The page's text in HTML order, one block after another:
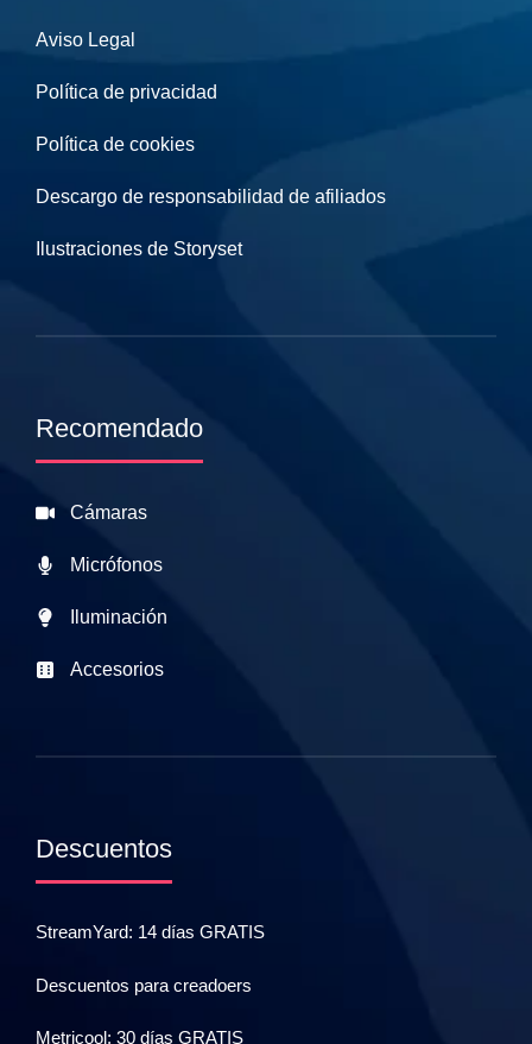
Aviso Legal
Política de privacidad
Política de cookies
Descargo de responsabilidad de afiliados
Ilustraciones de Storyset
Recomendado
Cámaras
Micrófonos
Iluminación
Accesorios
Descuentos
StreamYard: 14 días GRATIS
Descuentos para creadoers
Metricool: 30 días GRATIS